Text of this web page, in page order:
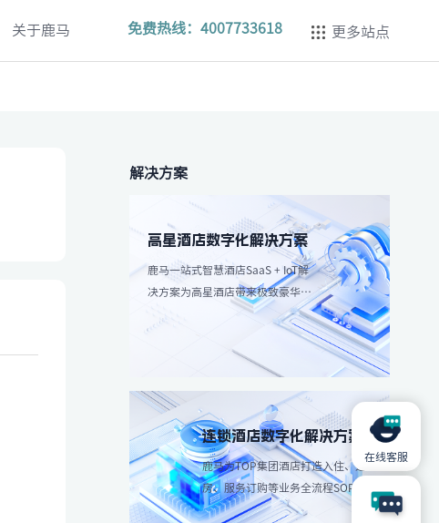
关于鹿马 免费热线：4007733618 更多站点
解决方案
高星酒店数字化解决方案
鹿马一站式智慧酒店SaaS + IoT解
决方案为高星酒店带来极致豪华体
验，强调个性化服务和高效服务流
连锁酒店数字化解决方案
鹿马为TOP集团酒店打造入住、退
房、服务订购等业务全流程SOP解
决方案，简化操作流程、减少人工
在线客服